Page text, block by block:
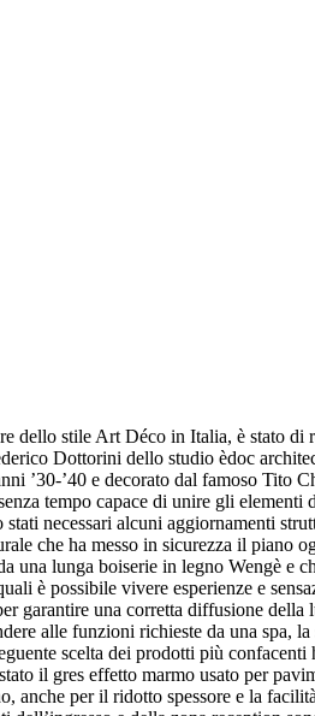
stile Art Déco in Italia, è stato
Dottorini dello studio èdoc
’30-’40 e decorato dal famoso Tito
tempo capace di unire gli
necessari alcuni aggiornamenti
che ha messo in sicurezza il piano
lunga boiserie in legno Wengè e
è possibile vivere esperienze e
garantire una corretta diffusione
alle funzioni richieste da una
scelta dei prodotti più
il gres effetto marmo usato per
per il ridotto spessore e la